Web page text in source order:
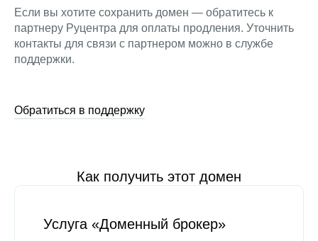
Если вы хотите сохранить домен — обратитесь к
партнеру Руцентра для оплаты продления. Уточнить
контакты для связи с партнером можно в службе
поддержки.
Обратиться в поддержку
Как получить этот домен
Услуга «Доменный брокер»